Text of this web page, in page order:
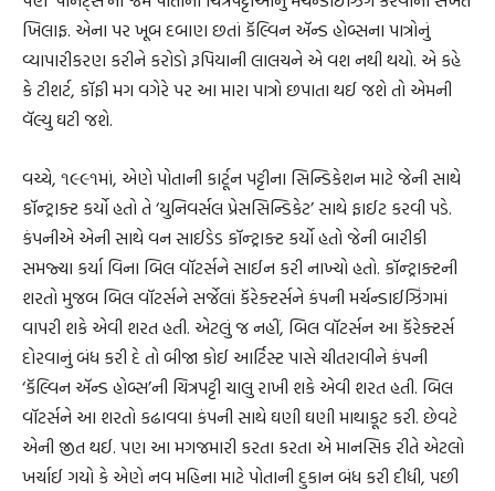
ખિલાફ. એના પર ખૂબ દબાણ છતાં કૅલ્વિન ઍન્ડ હોબ્સના પાત્રોનું
વ્યાપારીકરણ કરીને કરોડો રૂપિયાની લાલચને એ વશ નથી થયો. એ કહે
કે ટીશર્ટ, કૉફી મગ વગેરે પર આ મારા પાત્રો છપાતા થઈ જશે તો એમની
વૅલ્યુ ઘટી જશે.
વચ્ચે, ૧૯૯૧માં, એણે પોતાની કાર્ટૂન પટ્ટીના સિન્ડિકેશન માટે જેની સાથે
કૉન્ટ્રાક્ટ કર્યો હતો તે ‘યુનિવર્સલ પ્રેસસિન્ડિકેટ’ સાથે ફાઈટ કરવી પડે.
કંપનીએ એની સાથે વન સાઈડેડ કૉન્ટ્રાક્ટ કર્યો હતો જેની બારીકી
સમજ્યા કર્યા વિના બિલ વૉટર્સને સાઈન કરી નાખ્યો હતો. કૉન્ટ્રાક્ટની
શરતો મુજબ બિલ વૉટર્સને સર્જેલાં કૅરેક્ટર્સને કંપની મર્ચન્ડાઈઝિંગમાં
વાપરી શકે એવી શરત હતી. એટલું જ નહીં, બિલ વૉટર્સન આ કૅરેક્ટર્સ
દોરવાનું બંધ કરી દે તો બીજા કોઈ આર્ટિસ્ટ પાસે ચીતરાવીને કંપની
‘કૅલ્વિન ઍન્ડ હોબ્સ’ની ચિત્રપટ્ટી ચાલુ રાખી શકે એવી શરત હતી. બિલ
વૉટર્સને આ શરતો કઢાવવા કંપની સાથે ઘણી ઘણી માથાકૂટ કરી. છેવટે
એની જીત થઈ. પણ આ મગજમારી કરતા કરતા એ માનસિક રીતે એટલો
ખર્ચાઈ ગયો કે એણે નવ મહિના માટે પોતાની દુકાન બંધ કરી દીધી, પછી